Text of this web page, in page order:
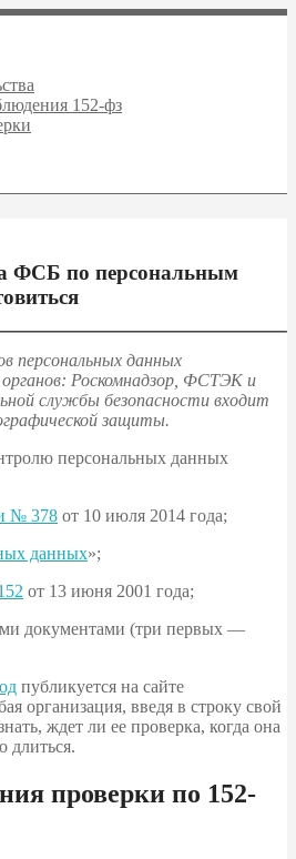
152-фз
ФСБ по персональным
персональных данных
Роскомнадзор, ФСТЭК и
службы безопасности входит
защиты.
персональных данных
№ 378 от 10 июля 2014 года;
данных»;
от 13 июня 2001 года;
документами (три первых —
публикуется на сайте
организация, введя в строку свой
ждет ли ее проверка, когда она
длиться.
проверки по 152-